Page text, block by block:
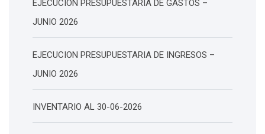
EJECUCION PRESUPUESTARIA DE GASTOS –
JUNIO 2026
EJECUCION PRESUPUESTARIA DE INGRESOS –
JUNIO 2026
INVENTARIO AL 30-06-2026